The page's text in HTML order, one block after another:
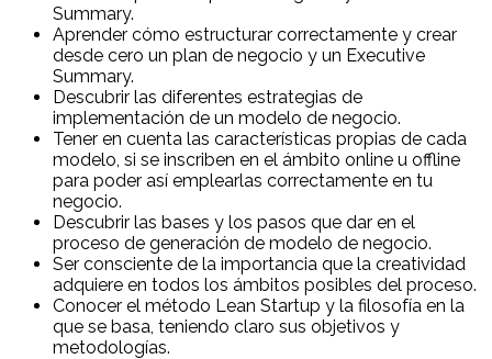
Summary.
Aprender cómo estructurar correctamente y crear
desde cero un plan de negocio y un Executive
Summary.
Descubrir las diferentes estrategias de
implementación de un modelo de negocio.
Tener en cuenta las características propias de cada
modelo, si se inscriben en el ámbito online u offline
para poder así emplearlas correctamente en tu
negocio.
Descubrir las bases y los pasos que dar en el
proceso de generación de modelo de negocio.
Ser consciente de la importancia que la creatividad
adquiere en todos los ámbitos posibles del proceso.
Conocer el método Lean Startup y la filosofía en la
que se basa, teniendo claro sus objetivos y
metodologías.